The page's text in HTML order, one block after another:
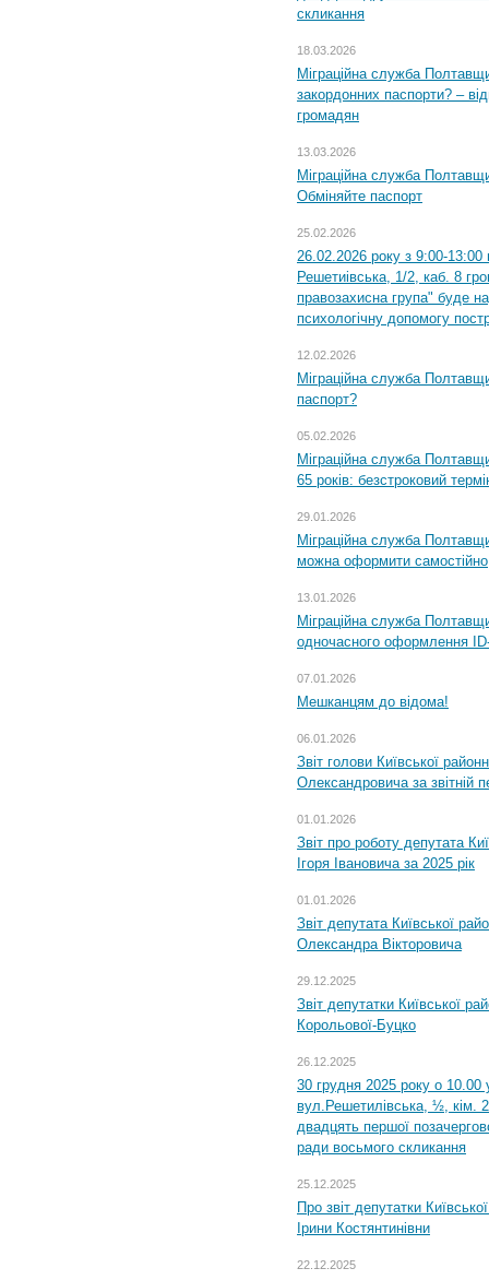
скликання
18.03.2026
Міграційна служба
закордонних паспорти? –
громадян
13.03.2026
Міграційна служба
Обміняйте паспорт
25.02.2026
26.02.2026 року з 9:00-
Решетиівська, 1/2, каб. 8
правозахисна група" буде
психологічну допомогу
12.02.2026
Міграційна служба
паспорт?
05.02.2026
Міграційна служба
65 років: безстроковий
29.01.2026
Міграційна служба
можна оформити самостійно
13.01.2026
Міграційна служба
одночасного оформлення
07.01.2026
Мешканцям до відома!
06.01.2026
Звіт голови Київської
Олександровича за звітній
01.01.2026
Звіт про роботу депутата
Ігоря Івановича за 2025 рік
01.01.2026
Звіт депутата Київської
Олександра Вікторовича
29.12.2025
Звіт депутатки Київської
Корольової-Буцко
26.12.2025
30 грудня 2025 року о 10.00
вул.Решетилівська, ½, кім.
двадцять першої
ради восьмого скликання
25.12.2025
Про звіт депутатки
Ірини Костянтинівни
22.12.2025